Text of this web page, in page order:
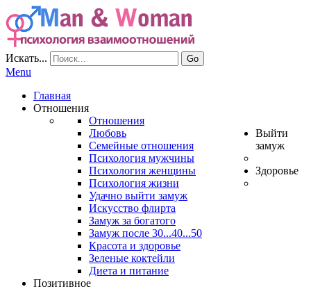
Искать... Go
Menu
Главная
Отношения
Отношения
Любовь
Семейные отношения
Психология мужчины
Психология женщины
Психология жизни
Выйти
замуж
Удачно выйти замуж
Искусство флирта
Замуж за богатого
Замуж после 30...40...50
Здоровье
Красота и здоровье
Зеленые коктейли
Диета и питание
Позитивное